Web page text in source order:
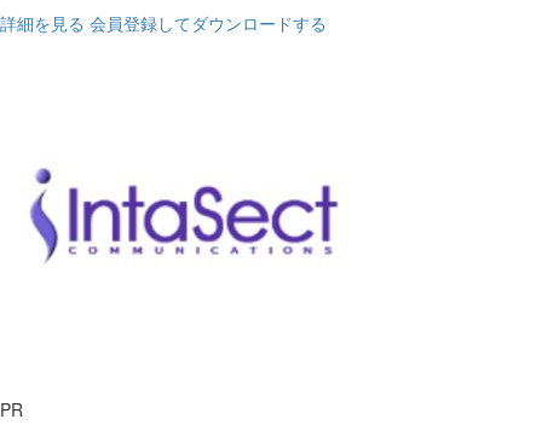
詳細を見る 会員登録してダウンロードする
PR